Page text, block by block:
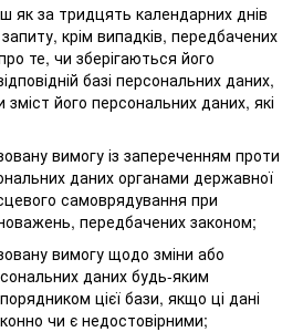
як за тридцять календарних днів
крім випадків, передбачених
те, чи зберігаються його
базі персональних даних,
його персональних даних, які
вимогу із запереченням проти
даних органами державної
самоврядування при
передбачених законом;
вимогу щодо зміни або
даних будь-яким
цієї бази, якщо ці дані
чи є недостовірними;